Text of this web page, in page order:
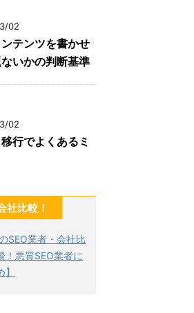
02
テンツを書かせ
いかの判断基準
02
行でよくあるミ
社比較！
SEO業者・会社比
！悪質SEO業者に